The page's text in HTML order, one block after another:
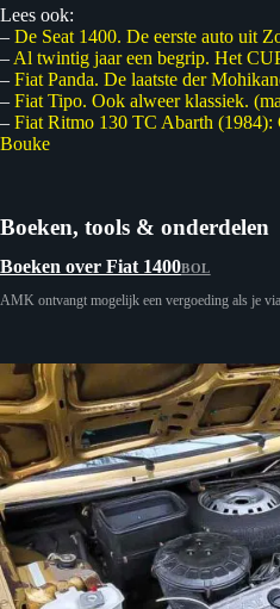
Lees ook:
– De Seat 1400. De eerste auto uit
– Al twintig jaar een begrip. Het
– Fiat Panda. De laatste der
– Fiat Tipo. Ook alweer klassiek.
– Fiat Ritmo 130 TC Abarth (1984):
Bouke
Boeken, tools & onderdelen
Boeken over Fiat 1400BOL
AMK ontvangt mogelijk een vergoeding als je